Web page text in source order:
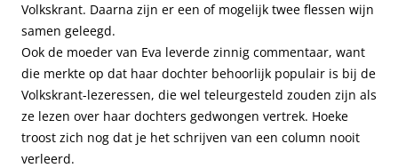
Volkskrant. Daarna zijn er een of mogelijk twee flessen wijn
samen geleegd.
Ook de moeder van Eva leverde zinnig commentaar, want
die merkte op dat haar dochter behoorlijk populair is bij de
Volkskrant-lezeressen, die wel teleurgesteld zouden zijn als
ze lezen over haar dochters gedwongen vertrek. Hoeke
troost zich nog dat je het schrijven van een column nooit
verleerd.